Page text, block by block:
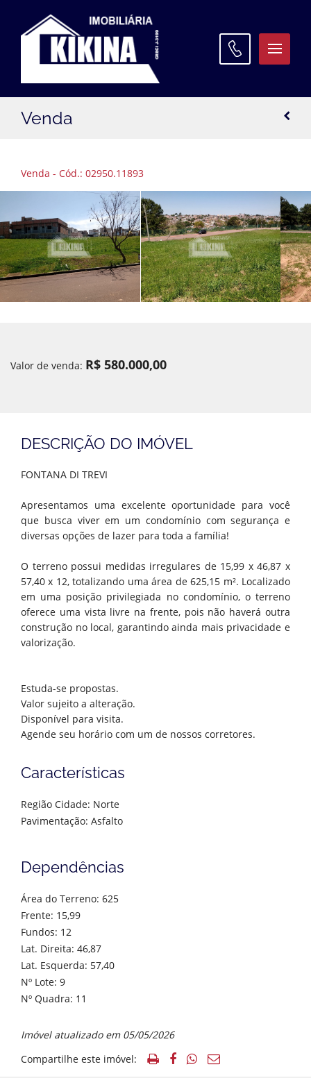
Venda
Venda - Cód.: 02950.11893
Valor de venda: R$ 580.000,00
DESCRIÇÃO DO IMÓVEL
FONTANA DI TREVI
Apresentamos uma excelente oportunidade para você
que busca viver em um condomínio com segurança e
diversas opções de lazer para toda a família!
O terreno possui medidas irregulares de 15,99 x 46,87 x
57,40 x 12, totalizando uma área de 625,15 m². Localizado
em uma posição privilegiada no condomínio, o terreno
oferece uma vista livre na frente, pois não haverá outra
construção no local, garantindo ainda mais privacidade e
valorização.
Estuda-se propostas.
Valor sujeito a alteração.
Disponível para visita.
Agende seu horário com um de nossos corretores.
Características
Região Cidade: Norte
Pavimentação: Asfalto
Dependências
Área do Terreno: 625
Frente: 15,99
Fundos: 12
Lat. Direita: 46,87
Lat. Esquerda: 57,40
Nº Lote: 9
Nº Quadra: 11
Imóvel atualizado em 05/05/2026
Compartilhe este imóvel:
ATENDIMENTO
Filial Santa Paula:(42) 3027 9645
Filial Oficinas:(42) 3027 9640